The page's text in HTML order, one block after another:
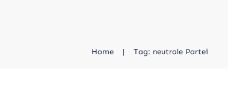
Home | Tag: neutrale Partei